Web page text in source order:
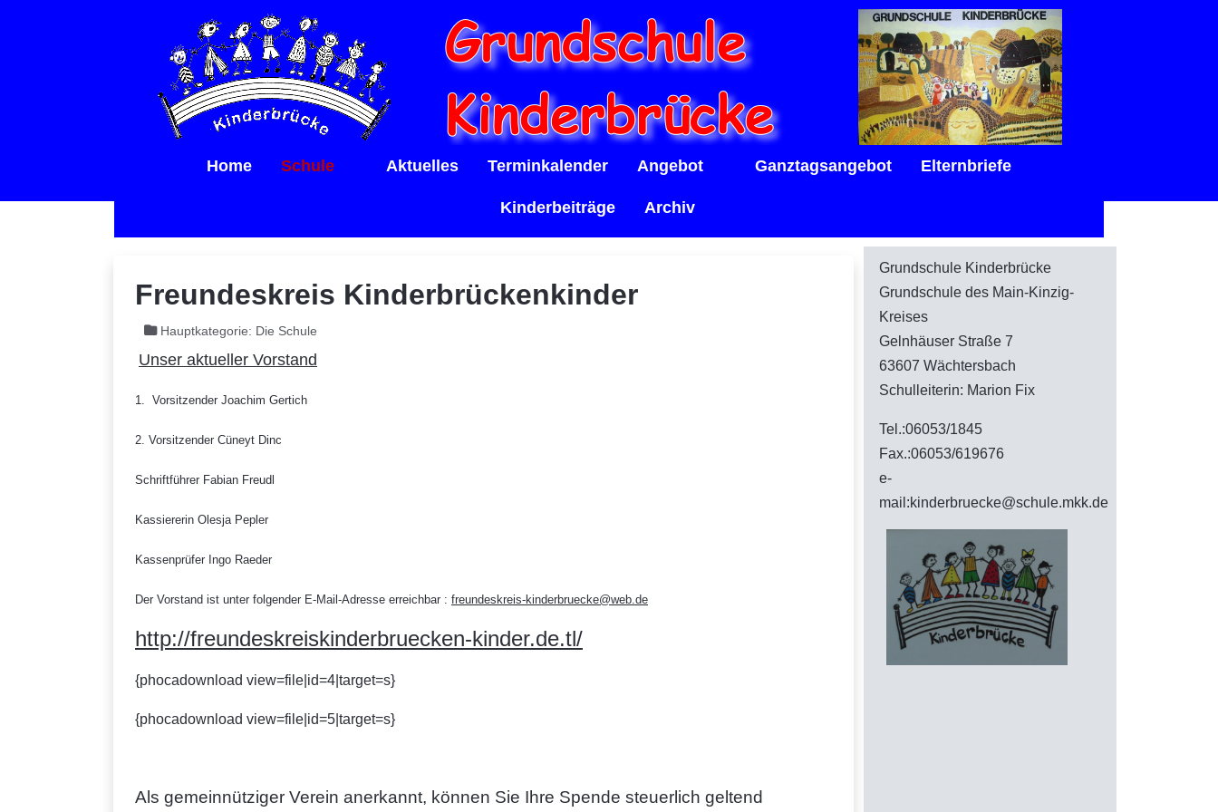
Home Schule Aktuelles Terminkalender Angebot Ganztagsangebot Elternbriefe
Kinderbeiträge Archiv
Freundeskreis Kinderbrückenkinder
Hauptkategorie: Die Schule
Unser aktueller Vorstand
1. Vorsitzender Joachim Gertich
2. Vorsitzender Cüneyt Dinc
Schriftführer Fabian Freudl
Kassiererin Olesja Pepler
Kassenprüfer Ingo Raeder
Der Vorstand ist unter folgender E-Mail-Adresse erreichbar : freundeskreis-kinderbruecke@web.de
http://freundeskreiskinderbruecken-kinder.de.tl/
{phocadownload view=file|id=4|target=s}
{phocadownload view=file|id=5|target=s}
Als gemeinnütziger Verein anerkannt, können Sie Ihre Spende steuerlich geltend
Grundschule Kinderbrücke
Grundschule des Main-Kinzig-
Kreises
Gelnhäuser Straße 7
63607 Wächtersbach
Schulleiterin: Marion Fix
Tel.:06053/1845
Fax.:06053/619676
e-
mail:kinderbruecke@schule.mkk.de